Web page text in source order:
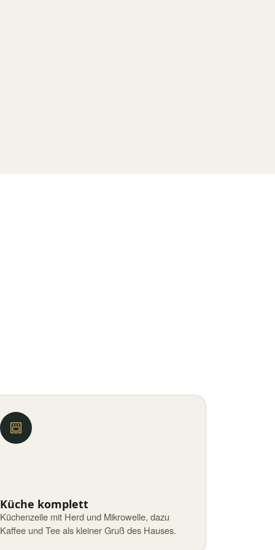
Küche komplett
Küchenzeile mit Herd und Mikrowelle, dazu
Kaffee und Tee als kleiner Gruß des Hauses.